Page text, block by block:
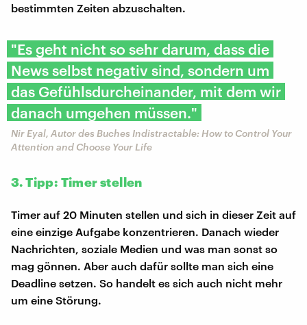
bestimmten Zeiten abzuschalten.
"Es geht nicht so sehr darum, dass die
News selbst negativ sind, sondern um
das Gefühlsdurcheinander, mit dem wir
danach umgehen müssen."
Nir Eyal, Autor des Buches Indistractable: How to Control Your
Attention and Choose Your Life
3. Tipp: Timer stellen
Timer auf 20 Minuten stellen und sich in dieser Zeit auf
eine einzige Aufgabe konzentrieren. Danach wieder
Nachrichten, soziale Medien und was man sonst so
mag gönnen. Aber auch dafür sollte man sich eine
Deadline setzen. So handelt es sich auch nicht mehr
um eine Störung.